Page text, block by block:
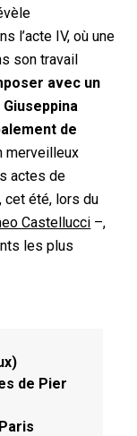
l’acte IV, où une
son travail
avec un
de
merveilleux
actes de
cet été, lors du
Castellucci –,
les plus
de Pier